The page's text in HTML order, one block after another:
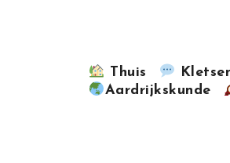
Thuis
Aardrijkskunde